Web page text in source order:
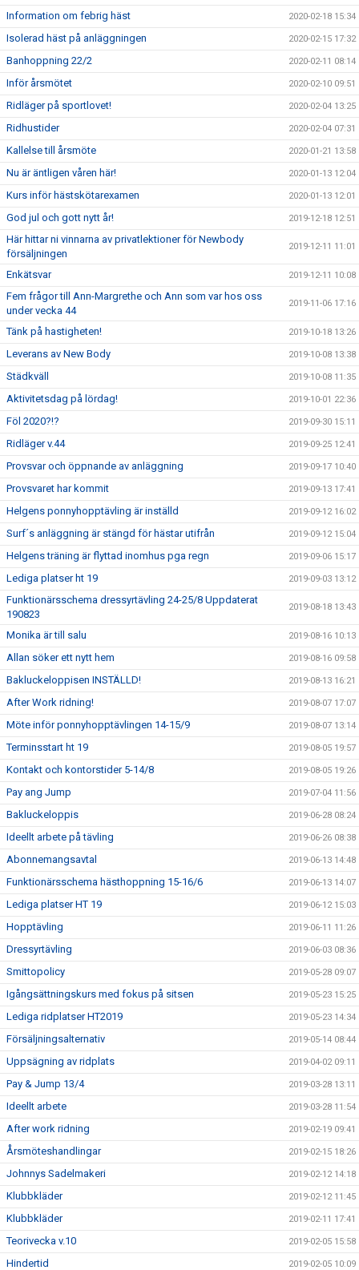
Information om febrig häst 2020-02-18 15:34
Isolerad häst på anläggningen 2020-02-15 17:32
Banhoppning 22/2 2020-02-11 08:14
Inför årsmötet 2020-02-10 09:51
Ridläger på sportlovet! 2020-02-04 13:25
Ridhustider 2020-02-04 07:31
Kallelse till årsmöte 2020-01-21 13:58
Nu är äntligen våren här! 2020-01-13 12:04
Kurs inför hästskötarexamen 2020-01-13 12:01
God jul och gott nytt år! 2019-12-18 12:51
Här hittar ni vinnarna av privatlektioner för Newbody
försäljningen
2019-12-11 11:01
Enkätsvar 2019-12-11 10:08
Fem frågor till Ann-Margrethe och Ann som var hos oss
under vecka 44
2019-11-06 17:16
Tänk på hastigheten! 2019-10-18 13:26
Leverans av New Body 2019-10-08 13:38
Städkväll 2019-10-08 11:35
Aktivitetsdag på lördag! 2019-10-01 22:36
Föl 2020?!? 2019-09-30 15:11
Ridläger v.44 2019-09-25 12:41
Provsvar och öppnande av anläggning 2019-09-17 10:40
Provsvaret har kommit 2019-09-13 17:41
Helgens ponnyhopptävling är inställd 2019-09-12 16:02
Surf´s anläggning är stängd för hästar utifrån 2019-09-12 15:04
Helgens träning är flyttad inomhus pga regn 2019-09-06 15:17
Lediga platser ht 19 2019-09-03 13:12
Funktionärsschema dressyrtävling 24-25/8 Uppdaterat
190823
2019-08-18 13:43
Monika är till salu 2019-08-16 10:13
Allan söker ett nytt hem 2019-08-16 09:58
Bakluckeloppisen INSTÄLLD! 2019-08-13 16:21
After Work ridning! 2019-08-07 17:07
Möte inför ponnyhopptävlingen 14-15/9 2019-08-07 13:14
Terminsstart ht 19 2019-08-05 19:57
Kontakt och kontorstider 5-14/8 2019-08-05 19:26
Pay ang Jump 2019-07-04 11:56
Bakluckeloppis 2019-06-28 08:24
Ideellt arbete på tävling 2019-06-26 08:38
Abonnemangsavtal 2019-06-13 14:48
Funktionärsschema hästhoppning 15-16/6 2019-06-13 14:07
Lediga platser HT 19 2019-06-12 15:03
Hopptävling 2019-06-11 11:26
Dressyrtävling 2019-06-03 08:36
Smittopolicy 2019-05-28 09:07
Igångsättningskurs med fokus på sitsen 2019-05-23 15:25
Lediga ridplatser HT2019 2019-05-23 14:34
Försäljningsalternativ 2019-05-14 08:44
Uppsägning av ridplats 2019-04-02 09:11
Pay & Jump 13/4 2019-03-28 13:11
Ideellt arbete 2019-03-28 11:54
After work ridning 2019-02-19 09:41
Årsmöteshandlingar 2019-02-15 18:26
Johnnys Sadelmakeri 2019-02-12 14:18
Klubbkläder 2019-02-12 11:45
Klubbkläder 2019-02-11 17:41
Teorivecka v.10 2019-02-05 15:58
Hindertid 2019-02-05 10:09